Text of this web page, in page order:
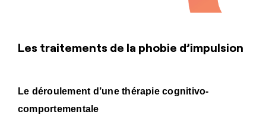
Les traitements de la phobie d’impulsion
Le déroulement d’une thérapie cognitivo-
comportementale